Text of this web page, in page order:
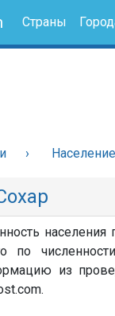
Страны
населения
по
из